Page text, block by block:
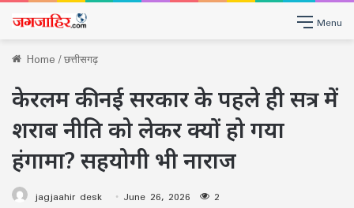
Menu
Home/छत्तीसगढ़
केरलम की नई सरकार के पहले ही सत्र में
शराब नीति को लेकर क्यों हो गया
हंगामा? सहयोगी भी नाराज
jagjaahir desk June 26, 2026 2